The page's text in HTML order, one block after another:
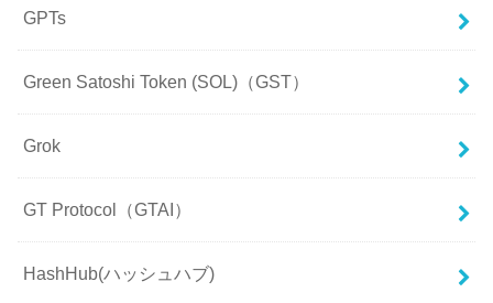
GPTs
Green Satoshi Token (SOL)（GST）
Grok
GT Protocol（GTAI）
HashHub(ハッシュハブ)